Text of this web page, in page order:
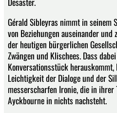
Gérald Sibleyras nimmt in
von Beziehungen auseinander
der heutigen bürgerlichen
Zwängen und Klischees. Dass
Konversationsstück
Leichtigkeit der Dialoge und der
messerscharfen Ironie, die in
Ayckbourne in nichts nachsteht.